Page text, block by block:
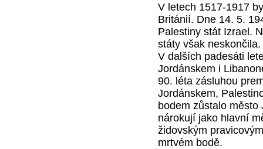
V letech 1517-1917
Británií. Dne 14. 5.
Palestiny stát Izrael.
státy však
V dalších padesáti
Jordánskem i
90. léta zásluhou
Jordánskem,
bodem zůstalo město
nárokují jako hlavní
židovským
mrtvém bodě.